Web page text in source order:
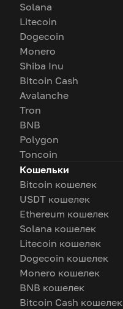
Solana
Litecoin
Dogecoin
Monero
Shiba Inu
Bitcoin Cash
Avalanche
Tron
BNB
Polygon
Toncoin
Кошельки
Bitcoin кошелек
USDT кошелек
Ethereum кошелек
Solana кошелек
Litecoin кошелек
Dogecoin кошелек
Monero кошелек
BNB кошелек
Bitcoin Cash кошелек